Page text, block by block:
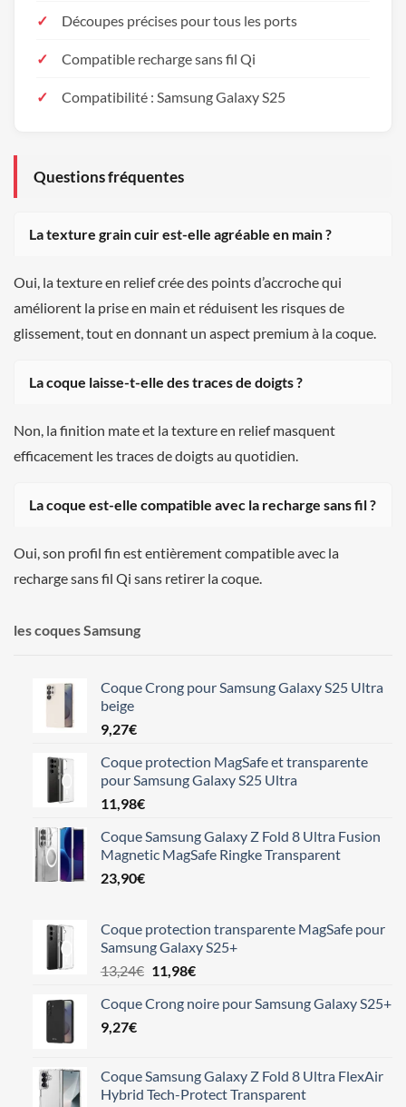
Découpes précises pour tous les ports
Compatible recharge sans fil Qi
Compatibilité : Samsung Galaxy S25
Questions fréquentes
La texture grain cuir est-elle agréable en main ?
Oui, la texture en relief crée des points d’accroche qui
améliorent la prise en main et réduisent les risques de
glissement, tout en donnant un aspect premium à la coque.
La coque laisse-t-elle des traces de doigts ?
Non, la finition mate et la texture en relief masquent
efficacement les traces de doigts au quotidien.
La coque est-elle compatible avec la recharge sans fil ?
Oui, son profil fin est entièrement compatible avec la
recharge sans fil Qi sans retirer la coque.
les coques Samsung
Coque Crong pour Samsung Galaxy S25 Ultra
beige
9,27€
Coque protection MagSafe et transparente
pour Samsung Galaxy S25 Ultra
11,98€
Coque Samsung Galaxy Z Fold 8 Ultra Fusion
Magnetic MagSafe Ringke Transparent
23,90€
Coque protection transparente MagSafe pour
Samsung Galaxy S25+
13,24€ Le
initial
11,98€Le
actuel
Coque Crong noire pour Samsung Galaxy S25+
9,27€
Coque Samsung Galaxy Z Fold 8 Ultra FlexAir
Hybrid Tech-Protect Transparent